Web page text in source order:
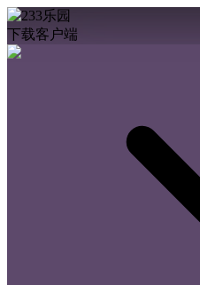
下载客户端